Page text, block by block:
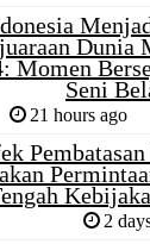
Momen
Seni
21 hours ago
2